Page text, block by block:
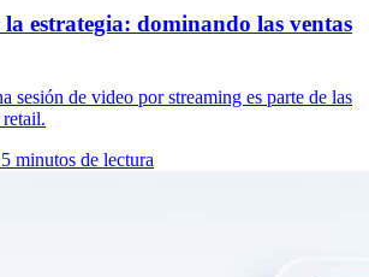
estrategia: dominando las ventas
sesión de video por streaming es parte de las
retail.
5 minutos de lectura